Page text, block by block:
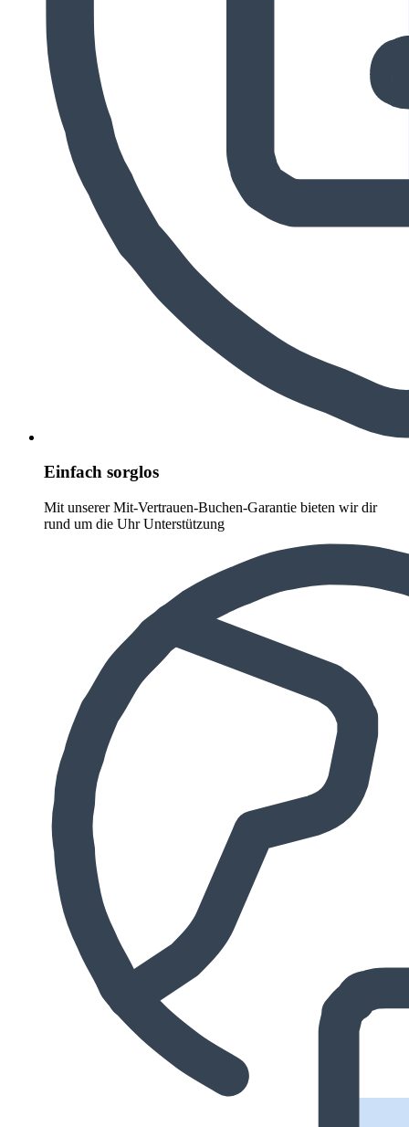
Einfach sorglos
Mit unserer Mit-Vertrauen-Buchen-Garantie bieten wir dir
rund um die Uhr Unterstützung